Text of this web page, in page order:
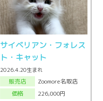
サイベリアン・フォレス
ト・キャット
2026.4.20生まれ
販売店
Zoomore名取店
価格
226,000円